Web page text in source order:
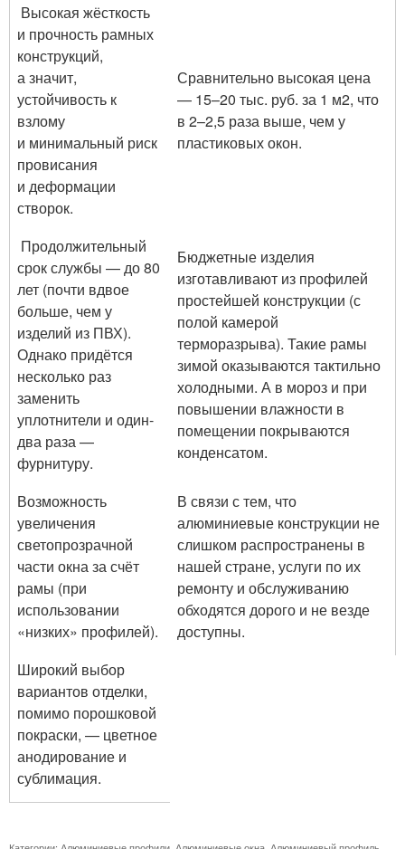
Высокая жёсткость
и прочность рамных
конструкций,
а значит,
устойчивость к
взлому
и минимальный риск
провисания
и деформации
створок.
Сравнительно высокая цена
— 15–20 тыс. руб. за 1 м2, что
в 2–2,5 раза выше, чем у
пластиковых окон.
Продолжительный
срок службы — до 80
лет (почти вдвое
больше, чем у
изделий из ПВХ).
Однако придётся
несколько раз
заменить
уплотнители и один-
два раза —
фурнитуру.
Бюджетные изделия
изготавливают из профилей
простейшей конструкции (с
полой камерой
терморазрыва). Такие рамы
зимой оказываются тактильно
холодными. А в мороз и при
повышении влажности в
помещении покрываются
конденсатом.
Возможность
увеличения
светопрозрачной
части окна за счёт
рамы (при
использовании
«низких» профилей).
В связи с тем, что
алюминиевые конструкции не
слишком распространены в
нашей стране, услуги по их
ремонту и обслуживанию
обходятся дорого и не везде
доступны.
Широкий выбор
вариантов отделки,
помимо порошковой
покраски, — цветное
анодирование и
сублимация.